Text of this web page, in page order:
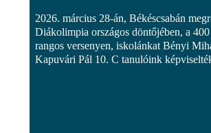
2026. március 28-án, Békéscsabán
Diákolimpia országos döntőjében, a
rangos versenyen, iskolánkat Bényi
Kapuvári Pál 10. C tanulóink